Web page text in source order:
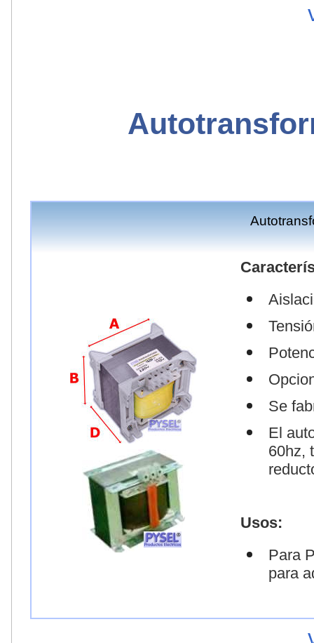
Se
El
60hz,
Usos:
Para
para